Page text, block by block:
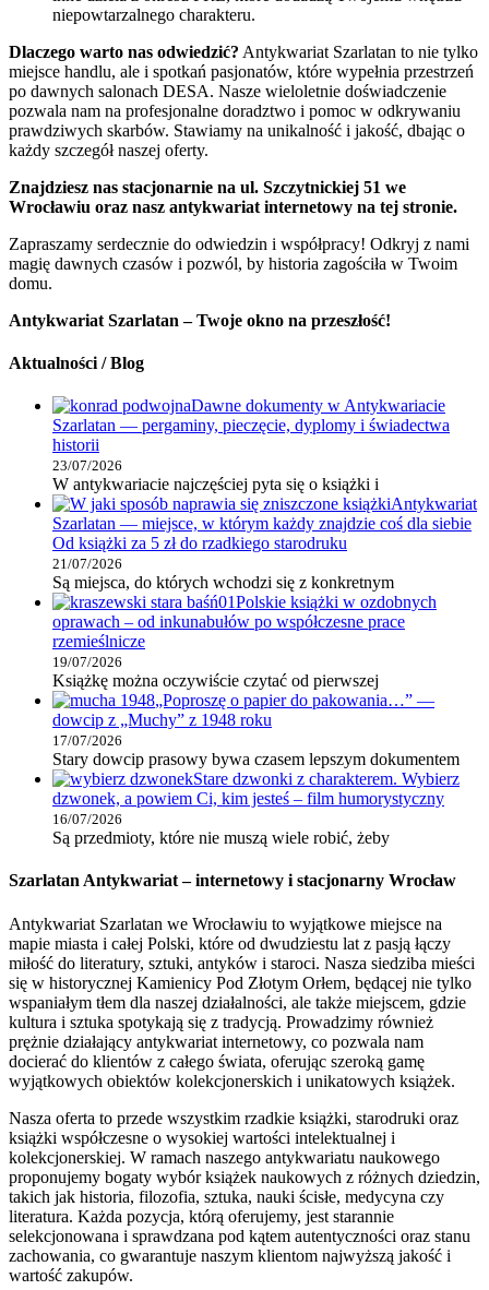
niepowtarzalnego charakteru.
Dlaczego warto nas odwiedzić? Antykwariat Szarlatan to nie tylko
miejsce handlu, ale i spotkań pasjonatów, które wypełnia przestrzeń
po dawnych salonach DESA. Nasze wieloletnie doświadczenie
pozwala nam na profesjonalne doradztwo i pomoc w odkrywaniu
prawdziwych skarbów. Stawiamy na unikalność i jakość, dbając o
każdy szczegół naszej oferty.
Znajdziesz nas stacjonarnie na ul. Szczytnickiej 51 we
Wrocławiu oraz nasz antykwariat internetowy na tej stronie.
Zapraszamy serdecznie do odwiedzin i współpracy! Odkryj z nami
magię dawnych czasów i pozwól, by historia zagościła w Twoim
domu.
Antykwariat Szarlatan – Twoje okno na przeszłość!
Aktualności / Blog
Dawne dokumenty w Antykwariacie
Szarlatan — pergaminy, pieczęcie, dyplomy i świadectwa
historii
23/07/2026
W antykwariacie najczęściej pyta się o książki i
Antykwariat
Szarlatan — miejsce, w którym każdy znajdzie coś dla siebie
Od książki za 5 zł do rzadkiego starodruku
21/07/2026
Są miejsca, do których wchodzi się z konkretnym
Polskie książki w ozdobnych
oprawach – od inkunabułów po współczesne prace
rzemieślnicze
19/07/2026
Książkę można oczywiście czytać od pierwszej
„Poproszę o papier do pakowania…” —
dowcip z „Muchy” z 1948 roku
17/07/2026
Stary dowcip prasowy bywa czasem lepszym dokumentem
Stare dzwonki z charakterem. Wybierz
dzwonek, a powiem Ci, kim jesteś – film humorystyczny
16/07/2026
Są przedmioty, które nie muszą wiele robić, żeby
Szarlatan Antykwariat – internetowy i stacjonarny Wrocław
Antykwariat Szarlatan we Wrocławiu to wyjątkowe miejsce na
mapie miasta i całej Polski, które od dwudziestu lat z pasją łączy
miłość do literatury, sztuki, antyków i staroci. Nasza siedziba mieści
się w historycznej Kamienicy Pod Złotym Orłem, będącej nie tylko
wspaniałym tłem dla naszej działalności, ale także miejscem, gdzie
kultura i sztuka spotykają się z tradycją. Prowadzimy również
prężnie działający antykwariat internetowy, co pozwala nam
docierać do klientów z całego świata, oferując szeroką gamę
wyjątkowych obiektów kolekcjonerskich i unikatowych książek.
Nasza oferta to przede wszystkim rzadkie książki, starodruki oraz
książki współczesne o wysokiej wartości intelektualnej i
kolekcjonerskiej. W ramach naszego antykwariatu naukowego
proponujemy bogaty wybór książek naukowych z różnych dziedzin,
takich jak historia, filozofia, sztuka, nauki ścisłe, medycyna czy
literatura. Każda pozycja, którą oferujemy, jest starannie
selekcjonowana i sprawdzana pod kątem autentyczności oraz stanu
zachowania, co gwarantuje naszym klientom najwyższą jakość i
wartość zakupów.